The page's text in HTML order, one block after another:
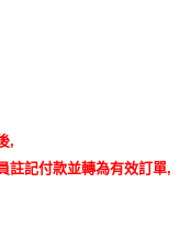
,
註記付款並轉為有效訂單,